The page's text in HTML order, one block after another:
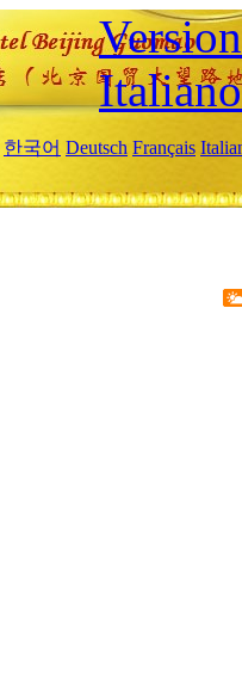
Italiano
한국어 Deutsch Français